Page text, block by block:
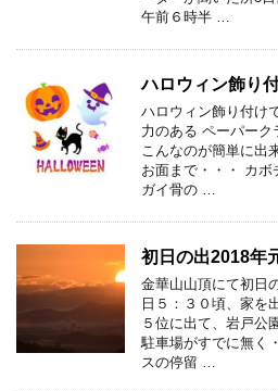
午前６時半 …
ハロウィン飾り
ハロウィン飾り付け
力のある ペーパーク
こんなのが簡単に出
お面まで・・・ カボ
ガイ骨の …
初日の出2018年
金華山山頂にて初日
日５：３０頃、家を
５位に出て、岩戸公
駐車場がすでに無く
スの停留 …